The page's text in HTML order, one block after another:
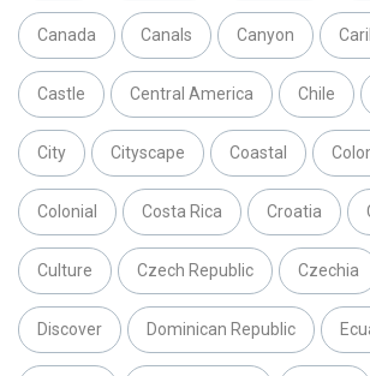
Canada Canals Canyon
Castle Central America Chile
City Cityscape Coastal
Colonial Costa Rica Croatia
Culture Czech Republic Czechia
Discover Dominican Republic